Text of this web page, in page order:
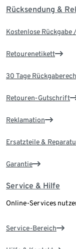
Rücksendung &
Kostenlose Rückgabe
Retourenetikett
30 Tage
Retouren-Gutschrift
Reklamation
Ersatzteile &
Garantie
Service & Hilfe
Online-Services
Service-Bereich